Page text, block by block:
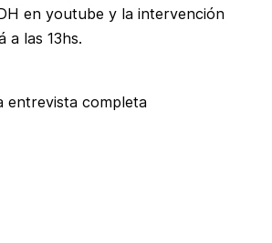
en youtube y la intervención
a las 13hs.
entrevista completa